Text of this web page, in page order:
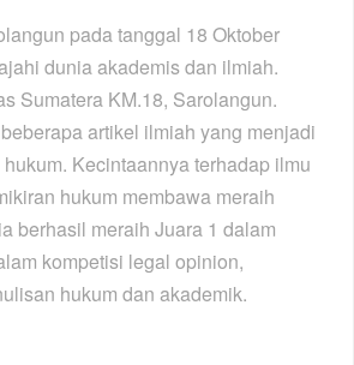
pada tanggal 18 Oktober
dunia akademis dan ilmiah.
Sumatera KM.18, Sarolangun.
artikel ilmiah yang menjadi
Kecintaannya terhadap ilmu
hukum membawa meraih
berhasil meraih Juara 1 dalam
kompetisi legal opinion,
hukum dan akademik.